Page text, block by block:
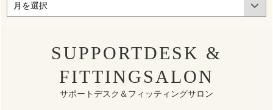
SUPPORTDESK &
FITTINGSALON
サポートデスク＆フィッティングサロン